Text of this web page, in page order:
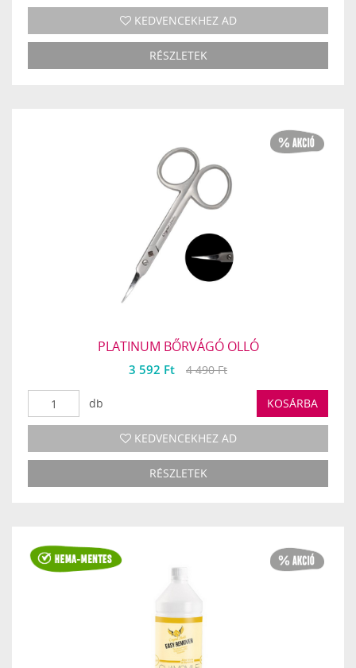
KEDVENCEKHEZ AD
RÉSZLETEK
PLATINUM BŐRVÁGÓ OLLÓ
3 592 Ft 4 490 Ft
db KOSÁRBA
KEDVENCEKHEZ AD
RÉSZLETEK